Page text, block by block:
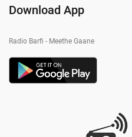
Download App
Radio Barfi - Meethe Gaane